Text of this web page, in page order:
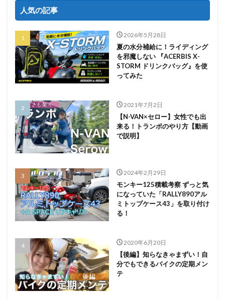
人気の記事
2026年5月28日
夏の水分補給に！ライディング
を邪魔しない 『ACERBIS X-
STORM ドリンクバッグ』を使
ってみた
2021年7月2日
【N-VAN×セロー】女性でも出
来る！トランポのやり方【動画
で説明】
2024年2月29日
モンキー125積載考察 ずっと気
になっていた「RALLY890アル
ミトップケース43」を取り付け
る！
2020年6月20日
【後編】知らなきゃまずい！自
分でもできるバイクの定期メン
テ